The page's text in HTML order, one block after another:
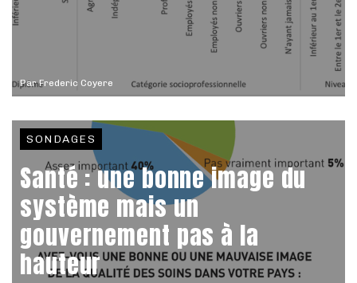
ParFrederic Coyere
SONDAGES
Santé : une bonne image du
système mais un
gouvernement pas à la
hauteur